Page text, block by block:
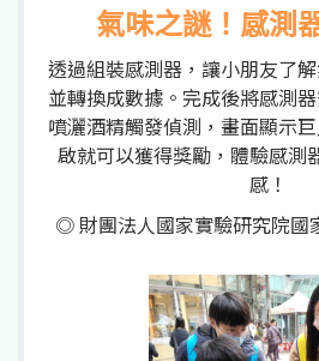
氣味之謎！感測
透過組裝感測器，讓小朋友了
並轉換成數據。完成後將感測
噴灑酒精觸發偵測，畫面顯示
啟就可以獲得獎勵，體驗感測
感！
◎ 財團法人國家實驗研究院國